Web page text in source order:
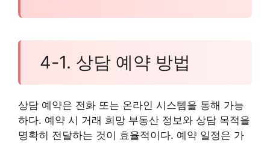
4-1. 상담 예약 방법
상담 예약은 전화 또는 온라인 시스템을 통해 가능
하다. 예약 시 거래 희망 부동산 정보와 상담 목적을
명확히 전달하는 것이 효율적이다. 예약 일정은 가